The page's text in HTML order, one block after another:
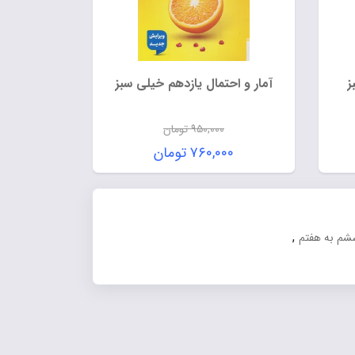
تومان
آمار و احتمال یازدهم خیلی سبز
۹۵۰,۰۰۰تومان
قیمت
اصلی:
۹۵۰,۰۰۰ تومان
۷۶۰,۰۰۰تومان
قیمت
فعلی:
به هفتم ,